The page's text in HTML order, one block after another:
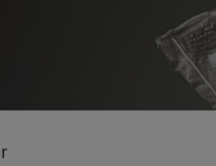
öffnen für „Porlakk“